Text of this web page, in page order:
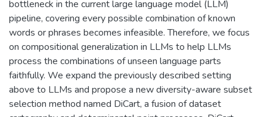
bottleneck in the current large language model (LLM)
pipeline, covering every possible combination of known
words or phrases becomes infeasible. Therefore, we focus
on compositional generalization in LLMs to help LLMs
process the combinations of unseen language parts
faithfully. We expand the previously described setting
above to LLMs and propose a new diversity-aware subset
selection method named DiCart, a fusion of dataset